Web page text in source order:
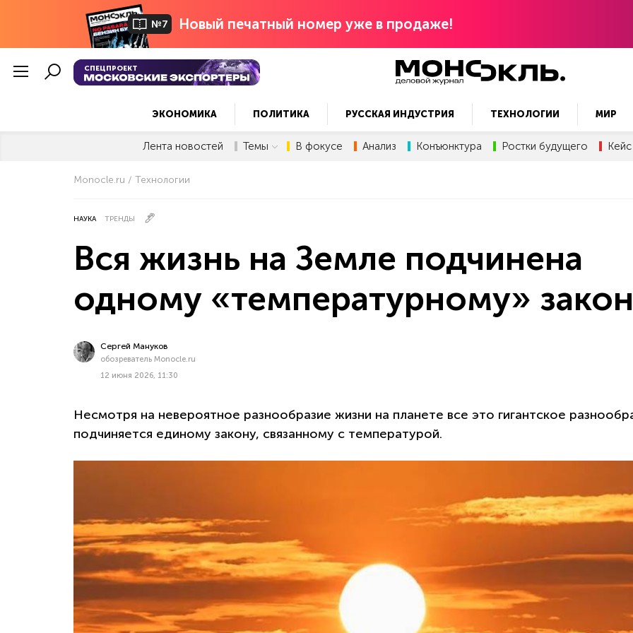
№7 Новый печатный номер уже в продаже!
СПЕЦПРОЕКТ
ЭКОНОМИКА ПОЛИТИКА РУССКАЯ ИНДУСТРИЯ ТЕХНОЛОГИИ МИР
Лента новостей Темы В фокусе Анализ Конъюнктура Ростки будущего Кейс
Monocle.ru Технологии
НАУКА ТРЕНДЫ
Вся жизнь на Земле подчинена
одному «температурному»
Сергей Мануков
обозреватель Monocle.ru
12 июня 2026, 11:30
Несмотря на невероятное разнообразие жизни на планете все это гигантское
подчиняется единому закону, связанному с температурой.